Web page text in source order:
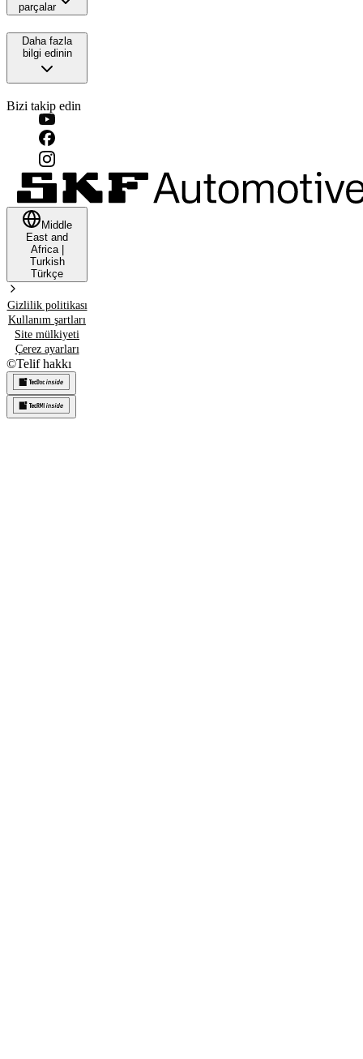
parçalar
Daha fazla
bilgi edinin
Bizi takip edin
Middle
East and
Africa|
Turkish
Türkçe
Gizlilik politikası
Kullanım şartları
Site mülkiyeti
Çerez ayarları
©Telif hakkı